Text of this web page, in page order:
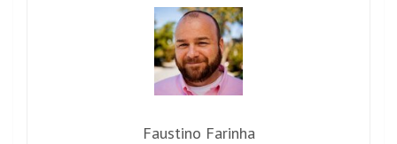
Faustino Farinha